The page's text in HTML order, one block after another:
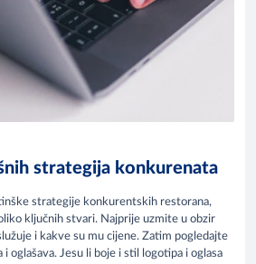
strategija konkurenata
strategije konkurentskih restorana,
ključnih stvari. Najprije uzmite u obzir
i kakve su mu cijene. Zatim pogledajte
oglašava. Jesu li boje i stil logotipa i oglasa